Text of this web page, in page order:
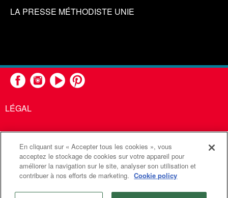
LA PRESSE MÉTHODISTE UNIE
LÉGAL
United Methodist Communications est une agence de l'Église
Méthodiste Unie
Communications Méthodistes Unies. Tous droits
réservés
En cliquant sur « Accepter tous les cookies », vous
acceptez le stockage de cookies sur votre appareil pour
améliorer la navigation sur le site, analyser son utilisation et
contribuer à nos efforts de marketing. Cookie policy